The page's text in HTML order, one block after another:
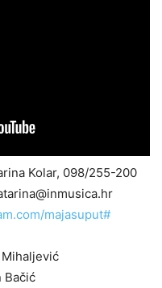
Kolar, 098/255-200
majasuput#
Bačić